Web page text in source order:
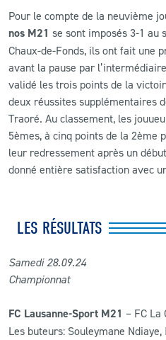
Pour le compte de la neuvième
nos M21 se sont imposés 3-1 au
Chaux-de-Fonds, ils ont fait une
avant la pause par
validé les trois points de la
deux réussites supplémentaires
Traoré. Au classement, les
5èmes, à cinq points de la 2ème
leur redressement après un
donné entière satisfaction avec
LES RÉSULTATS
Samedi 28.09.24
Championnat
FC Lausanne-Sport M21 – FC La
Les buteurs: Souleymane